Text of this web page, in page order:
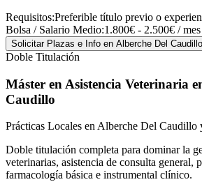
Requisitos:Preferible título previo o
Bolsa / Salario Medio:1.800€ - 2.500€ / mes
Solicitar Plazas e Info en Alberche Del Caudillo
Doble Titulación
Máster en Asistencia Veterinaria
Caudillo
Prácticas Locales en Alberche Del Caudillo
Doble titulación completa para dominar la
veterinarias, asistencia de consulta general,
farmacología básica e instrumental clínico.